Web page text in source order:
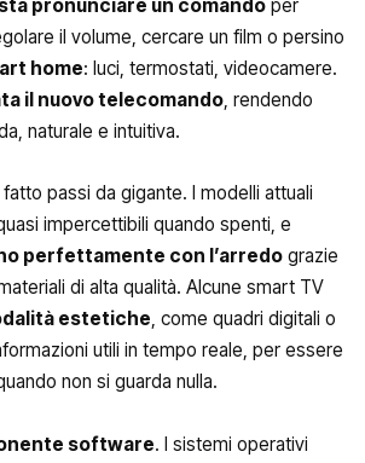
pronunciare un comando per
il volume, cercare un film o persino
home: luci, termostati, videocamere.
il nuovo telecomando, rendendo
naturale e intuitiva.
fatto passi da gigante. I modelli attuali
impercettibili quando spenti, e
perfettamente con l’arredo grazie
di alta qualità. Alcune smart TV
estetiche, come quadri digitali o
utili in tempo reale, per essere
non si guarda nulla.
software. I sistemi operativi